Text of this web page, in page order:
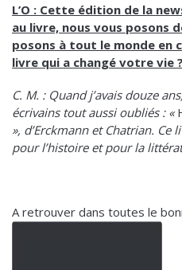
L’O : Cette édition de la
au livre, nous vous posons
posons à tout le monde en
livre qui a changé votre vie ?
C. M. : Quand j’avais douze
écrivains tout aussi oubliés : «
», d’Erckmann et Chatrian. Ce
pour l’histoire et pour la
A retrouver dans toutes le